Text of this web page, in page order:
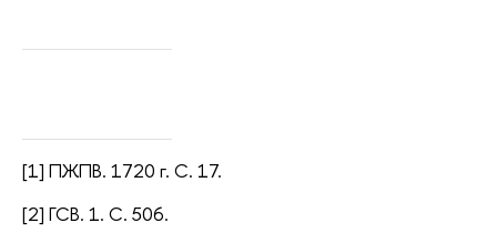
[1] ПЖПВ. 1720 г. С. 17.
[2] ГСВ. 1. С. 506.